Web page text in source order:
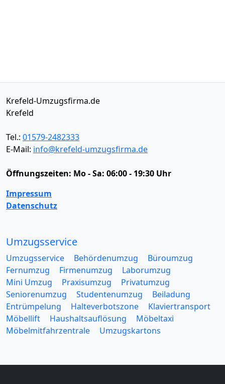
Krefeld-Umzugsfirma.de
Krefeld
Tel.: 01579-2482333
E-Mail: info@krefeld-umzugsfirma.de
Öffnungszeiten: Mo - Sa: 06:00 - 19:30 Uhr
Impressum
Datenschutz
Umzugsservice
Umzugsservice Behördenumzug
Büroumzug
Fernumzug
Firmenumzug
Laborumzug
Mini Umzug
Praxisumzug
Privatumzug
Seniorenumzug
Studentenumzug
Beiladung
Entrümpelung
Halteverbotszone
Klaviertransport
Möbellift
Haushaltsauflösung
Möbeltaxi
Möbelmitfahrzentrale
Umzugskartons